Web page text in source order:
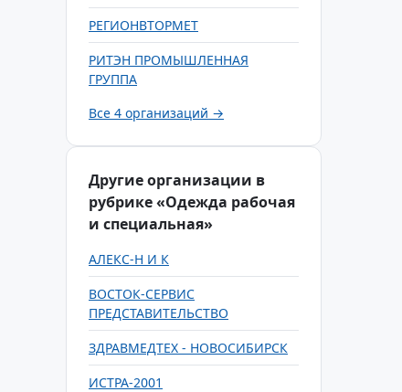
РЕГИОНВТОРМЕТ
РИТЭН ПРОМЫШЛЕННАЯ
ГРУППА
Все 4 организаций →
Другие организации в
рубрике «Одежда рабочая
и специальная»
АЛЕКС-Н И К
ВОСТОК-СЕРВИС
ПРЕДСТАВИТЕЛЬСТВО
ЗДРАВМЕДТЕХ - НОВОСИБИРСК
ИСТРА-2001